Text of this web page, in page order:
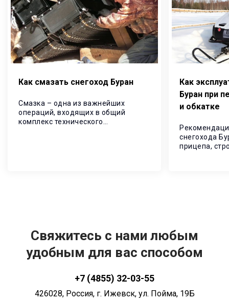
Как смазать снегоход Буран
Смазка – одна из важнейших
операций, входящих в общий
комплекс технического
Как
Буран при
и обкатке
снегохода
прицепа,
Свяжитесь с нами любым
удобным для вас способом
+7 (4855) 32-03-55
426028, Россия, г. Ижевск, ул. Пойма, 19Б